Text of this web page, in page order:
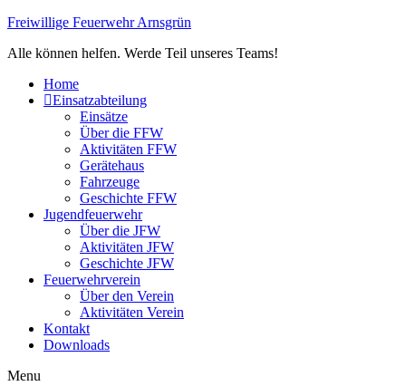
Freiwillige Feuerwehr Arnsgrün
Alle können helfen. Werde Teil unseres Teams!
Home
Einsatzabteilung
Einsätze
Über die FFW
Aktivitäten FFW
Gerätehaus
Fahrzeuge
Geschichte FFW
Jugendfeuerwehr
Über die JFW
Aktivitäten JFW
Geschichte JFW
Feuerwehrverein
Über den Verein
Aktivitäten Verein
Kontakt
Downloads
Menu